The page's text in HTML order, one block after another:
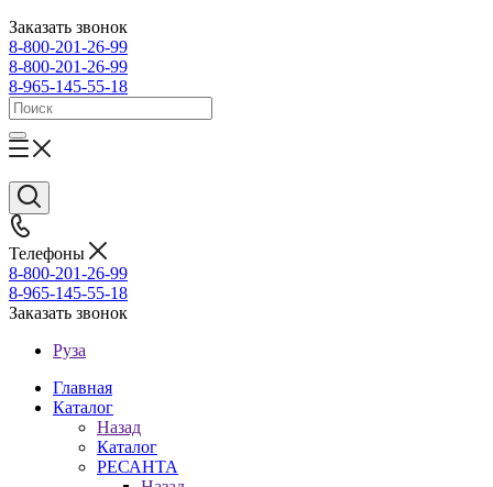
Заказать звонок
8-800-201-26-99
8-800-201-26-99
8-965-145-55-18
Телефоны
8-800-201-26-99
8-965-145-55-18
Заказать звонок
Руза
Главная
Каталог
Назад
Каталог
РЕСАНТА